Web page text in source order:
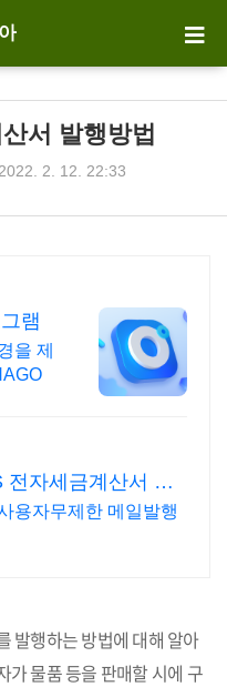
서 발행방법
2022. 2. 12. 22:33
램
을 제
전자세금계산서 무
용자무제한 메일발행
발행하는 방법에 대해 알아
가 물품 등을 판매할 시에 구